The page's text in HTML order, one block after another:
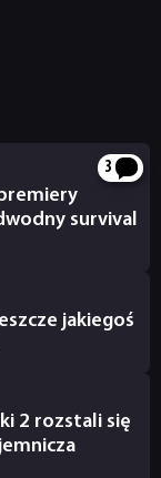
3
survival
jakiegoś
2 rozstali się